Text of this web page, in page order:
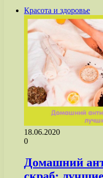
Красота и здоровье
18.06.2020
0
Домашний